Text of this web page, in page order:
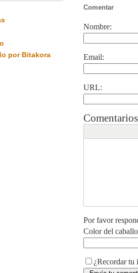
Comentar
Nombre:
Email:
URL:
Por favor
Color del
¿Recordar tu
por Bitakora